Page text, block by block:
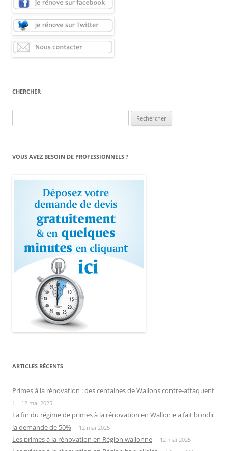
CHERCHER
VOUS AVEZ BESOIN DE PROFESSIONNELS ?
ARTICLES RÉCENTS
Primes à la rénovation : des centaines de Wallons contre-attaquent
!
12 mai 2025
La fin du régime de primes à la rénovation en Wallonie a fait bondir
la demande de 50%
12 mai 2025
Les primes à la rénovation en Région wallonne 12 mai 2025